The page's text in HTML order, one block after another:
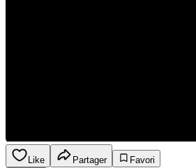
Like Partager
Favori